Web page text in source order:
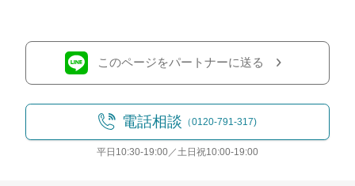
このページをパートナーに送る
電話相談 （0120-791-317)
平日10:30-19:00／土日祝10:00-19:00